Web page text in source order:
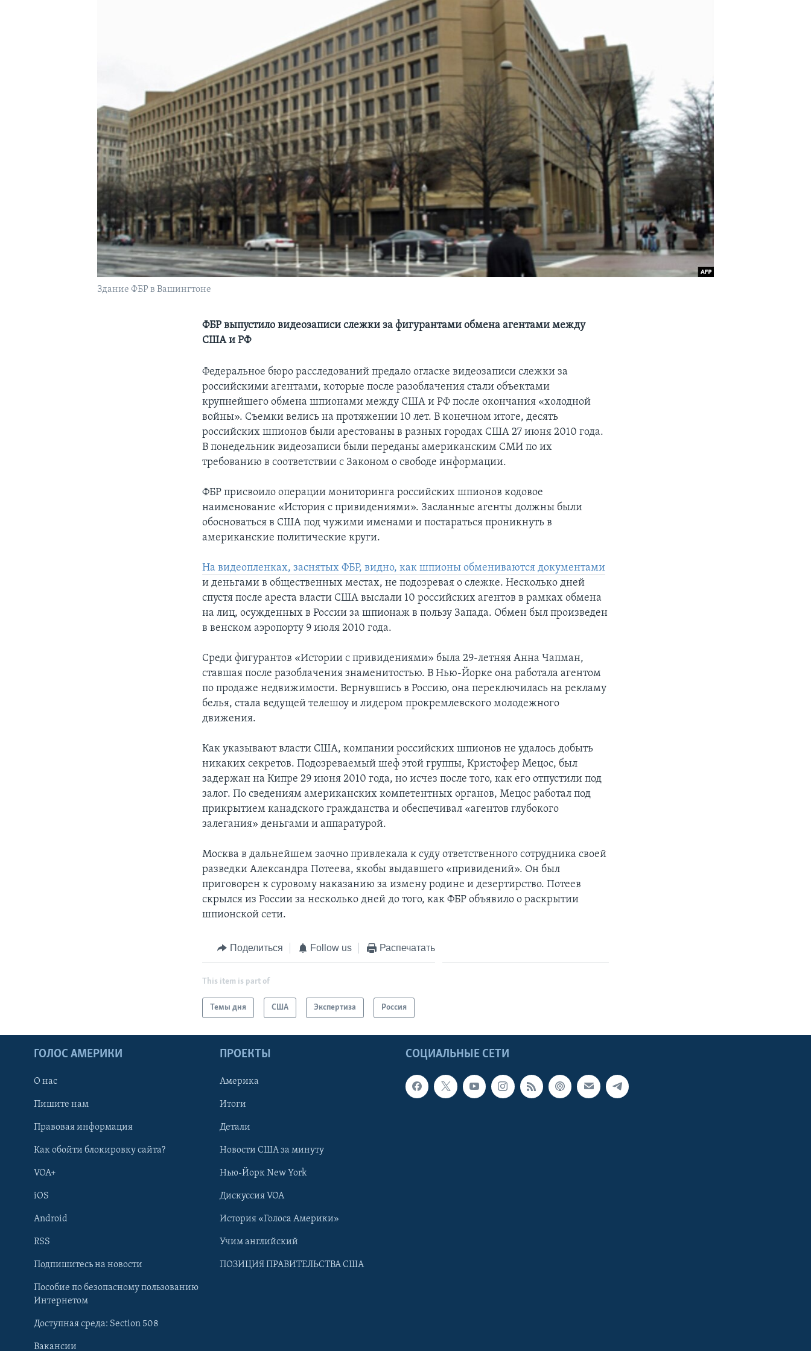
Learning English
Здание ФБР в Вашингтоне
ФБР выпустило видеозаписи слежки за фигурантами обмена агентами между
США и РФ
Федеральное бюро расследований предало огласке видеозаписи слежки за
российскими агентами, которые после разоблачения стали объектами
крупнейшего обмена шпионами между США и РФ после окончания «холодной
войны». Съемки велись на протяжении 10 лет. В конечном итоге, десять
российских шпионов были арестованы в разных городах США 27 июня 2010 года.
В понедельник видеозаписи были переданы американским СМИ по их
требованию в соответствии с Законом о свободе информации.
ФБР присвоило операции мониторинга российских шпионов кодовое
наименование «История с привидениями». Засланные агенты должны были
обосноваться в США под чужими именами и постараться проникнуть в
американские политические круги.
На видеопленках, заснятых ФБР, видно, как шпионы обмениваются документами
и деньгами в общественных местах, не подозревая о слежке. Несколько дней
спустя после ареста власти США выслали 10 российских агентов в рамках обмена
на лиц, осужденных в России за шпионаж в пользу Запада. Обмен был произведен
в венском аэропорту 9 июля 2010 года.
Среди фигурантов «Истории с привидениями» была 29-летняя Анна Чапман,
ставшая после разоблачения знаменитостью. В Нью-Йорке она работала агентом
по продаже недвижимости. Вернувшись в Россию, она переключилась на рекламу
белья, стала ведущей телешоу и лидером прокремлевского молодежного
движения.
Как указывают власти США, компании российских шпионов не удалось добыть
никаких секретов. Подозреваемый шеф этой группы, Кристофер Мецос, был
задержан на Кипре 29 июня 2010 года, но исчез после того, как его отпустили под
залог. По сведениям американских компетентных органов, Мецос работал под
прикрытием канадского гражданства и обеспечивал «агентов глубокого
залегания» деньгами и аппаратурой.
Москва в дальнейшем заочно привлекала к суду ответственного сотрудника своей
разведки Александра Потеева, якобы выдавшего «привидений». Он был
приговорен к суровому наказанию за измену родине и дезертирство. Потеев
скрылся из России за несколько дней до того, как ФБР объявило о раскрытии
шпионской сети.
Поделиться Follow us Распечатать
This item is part of
Темы дня США Экспертиза Россия
СОЦИАЛЬНЫЕ СЕТИ
ГОЛОС АМЕРИКИ
О нас
Пишите нам
Правовая информация
Как обойти блокировку сайта?
VOA+
iOS
Android
RSS
Подпишитесь на новости
Пособие по безопасному пользованию
Интернетом
Доступная среда: Section 508
Вакансии
ПРОЕКТЫ
Америка
Итоги
Детали
Новости США за минуту
Нью-Йорк New York
Дискуссия VOA
История «Голоса Америки»
Учим английский
ПОЗИЦИЯ ПРАВИТЕЛЬСТВА США